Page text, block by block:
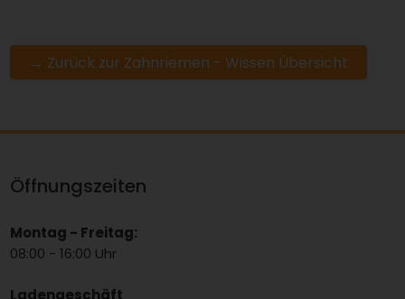
→ Zurück zur Zahnriemen - Wissen Übersicht
Öffnungszeiten
Montag - Freitag:
08:00 - 16:00 Uhr
Ladengeschäft